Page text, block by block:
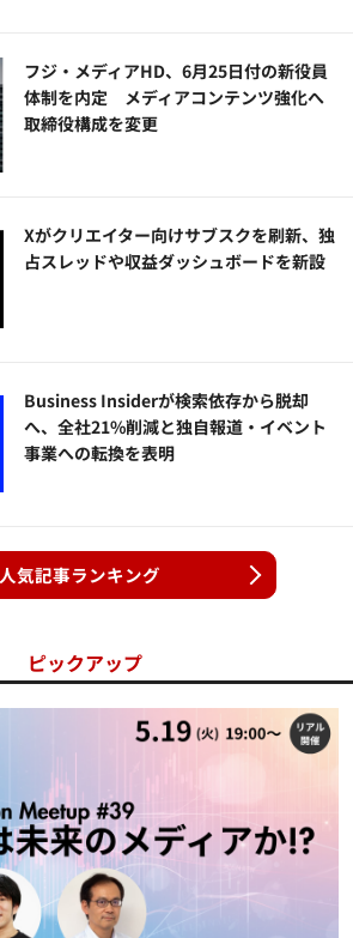
フジ・メディアHD、6月25日付の新役員
体制を内定 メディアコンテンツ強化へ
取締役構成を変更
Xがクリエイター向けサブスクを刷新、独
占スレッドや収益ダッシュボードを新設
Business Insiderが検索依存から脱却
へ、全社21%削減と独自報道・イベント
事業への転換を表明
人気記事ランキング
ピックアップ